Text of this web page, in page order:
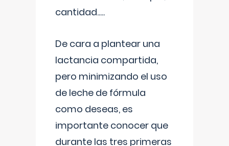
cantidad.....
De cara a plantear una
lactancia compartida,
pero minimizando el uso
de leche de fórmula
como deseas, es
importante conocer que
durante las tres primeras